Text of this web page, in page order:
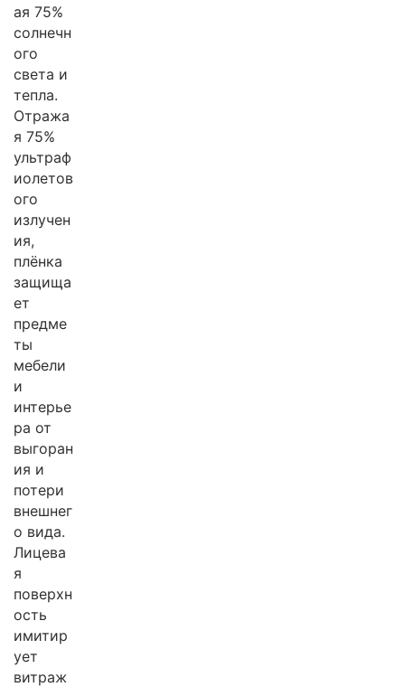
ая 75%
солнечн
ого
света и
тепла.
Отража
я 75%
ультраф
иолетов
ого
излучен
ия,
плёнка
защища
ет
предме
ты
мебели
и
интерье
ра от
выгоран
ия и
потери
внешнег
о вида.
Лицева
я
поверхн
ость
имитир
ует
витраж